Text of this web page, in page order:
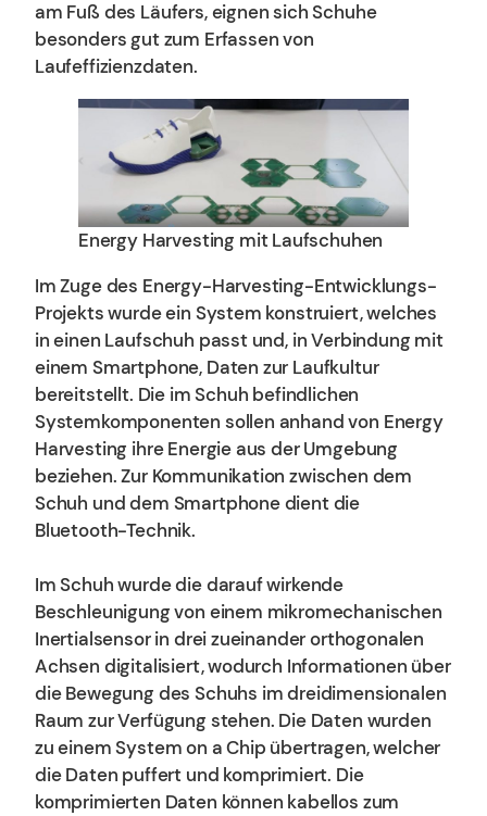
am Fuß des Läufers, eignen sich Schuhe
besonders gut zum Erfassen von
Laufeffizienzdaten.
Energy Harvesting mit Laufschuhen
Im Zuge des Energy-Harvesting-Entwicklungs-
Projekts wurde ein System konstruiert, welches
in einen Laufschuh passt und, in Verbindung mit
einem Smartphone, Daten zur Laufkultur
bereitstellt. Die im Schuh befindlichen
Systemkomponenten sollen anhand von Energy
Harvesting ihre Energie aus der Umgebung
beziehen. Zur Kommunikation zwischen dem
Schuh und dem Smartphone dient die
Bluetooth-Technik.
Im Schuh wurde die darauf wirkende
Beschleunigung von einem mikromechanischen
Inertialsensor in drei zueinander orthogonalen
Achsen digitalisiert, wodurch Informationen über
die Bewegung des Schuhs im dreidimensionalen
Raum zur Verfügung stehen. Die Daten wurden
zu einem System on a Chip übertragen, welcher
die Daten puffert und komprimiert. Die
komprimierten Daten können kabellos zum